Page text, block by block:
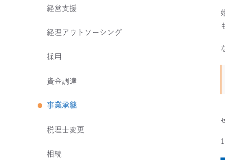
経営支援
経理アウトソーシング
採用
資金調達
事業承継
税理士変更
相続